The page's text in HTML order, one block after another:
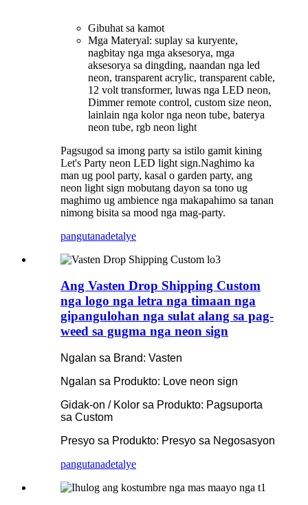
Gibuhat sa kamot
Mga Materyal: suplay sa kuryente,
nagbitay nga mga aksesorya, mga
aksesorya sa dingding, naandan nga led
neon, transparent acrylic, transparent cable,
12 volt transformer, luwas nga LED neon,
Dimmer remote control, custom size neon,
lainlain nga kolor nga neon tube, baterya
neon tube, rgb neon light
Pagsugod sa imong party sa istilo gamit kining
Let's Party neon LED light sign.Naghimo ka
man ug pool party, kasal o garden party, ang
neon light sign mobutang dayon sa tono ug
maghimo ug ambience nga makapahimo sa tanan
nimong bisita sa mood nga mag-party.
pangutanadetalye
Ang Vasten Drop Shipping Custom
nga logo nga letra nga timaan nga
gipangulohan nga sulat alang sa pag-
weed sa gugma nga neon sign
Ngalan sa Brand: Vasten
Ngalan sa Produkto: Love neon sign
Gidak-on / Kolor sa Produkto: Pagsuporta
sa Custom
Presyo sa Produkto: Presyo sa Negosasyon
pangutanadetalye